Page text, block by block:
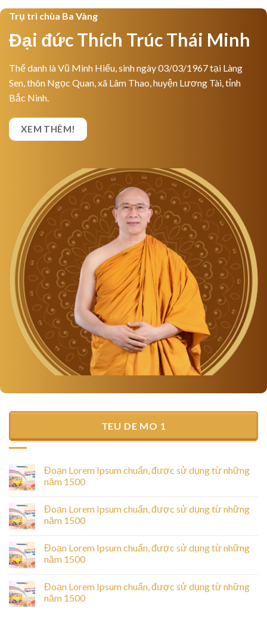
Trụ trì chùa Ba Vàng
Đại đức Thích Trúc Thái Minh
Thế danh là Vũ Minh Hiếu, sinh ngày 03/03/1967 tại Làng
Sen, thôn Ngọc Quan, xã Lâm Thao, huyện Lương Tài, tỉnh
Bắc Ninh.
XEM THÊM!
TEU DE MO 1
Đoạn Lorem Ipsum chuẩn, được sử dụng từ những
năm 1500
Đoạn Lorem Ipsum chuẩn, được sử dụng từ những
năm 1500
Đoạn Lorem Ipsum chuẩn, được sử dụng từ những
năm 1500
Đoạn Lorem Ipsum chuẩn, được sử dụng từ những
năm 1500